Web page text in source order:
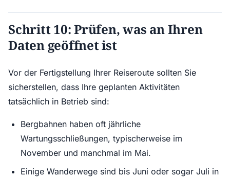
Schritt 10: Prüfen, was an Ihren
Daten geöffnet ist
Vor der Fertigstellung Ihrer Reiseroute sollten Sie
sicherstellen, dass Ihre geplanten Aktivitäten
tatsächlich in Betrieb sind:
Bergbahnen haben oft jährliche
Wartungsschließungen, typischerweise im
November und manchmal im Mai.
Einige Wanderwege sind bis Juni oder sogar Juli in